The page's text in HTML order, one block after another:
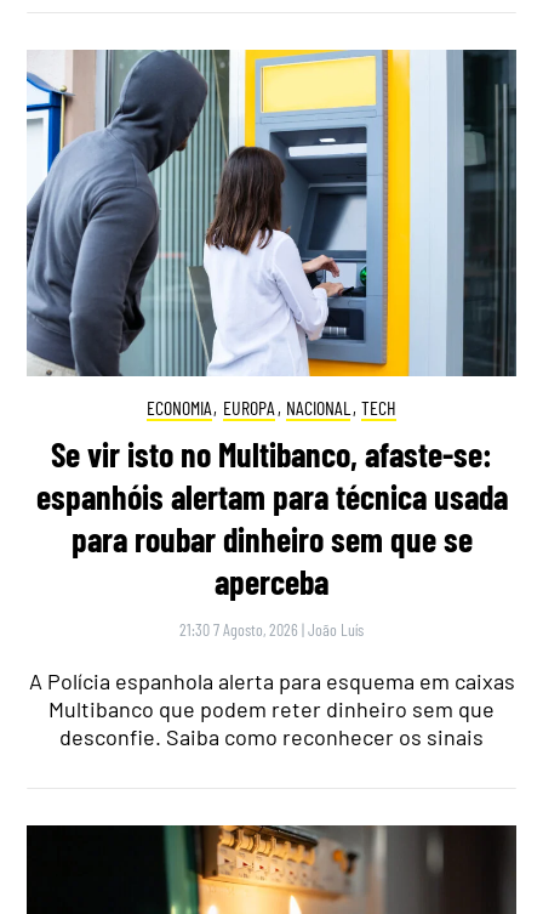
ECONOMIA, EUROPA , NACIONAL , TECH
Se vir isto no Multibanco, afaste-se:
espanhóis alertam para técnica usada
para roubar dinheiro sem que se
aperceba
21:30 7 Agosto, 2026 |João Luís
A Polícia espanhola alerta para esquema em caixas
Multibanco que podem reter dinheiro sem que
desconfie. Saiba como reconhecer os sinais